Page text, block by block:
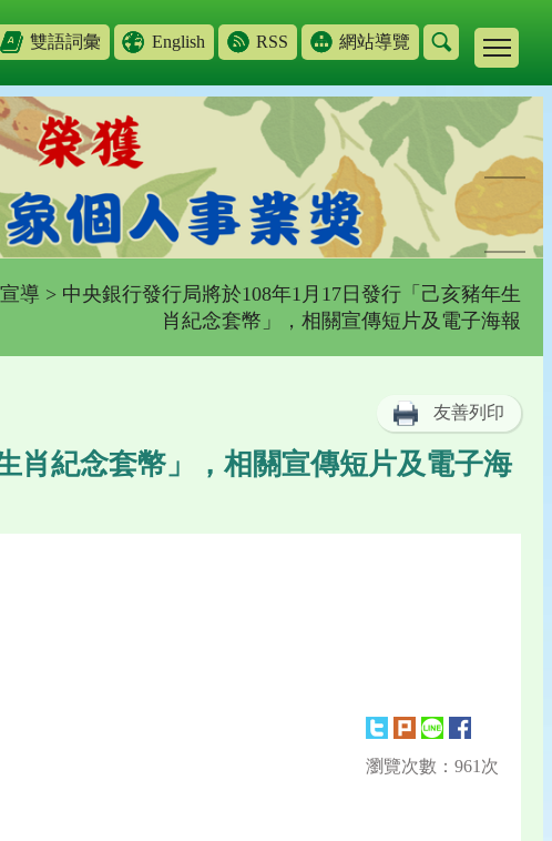
雙語詞彙 English RSS 網站導覽
導 > 中央銀行發行局將於108年1月17日發行「己亥豬年生
肖紀念套幣」，相關宣傳短片及電子海報
友善列印
肖紀念套幣」，相關宣傳短片及電子海
瀏覽次數：961次